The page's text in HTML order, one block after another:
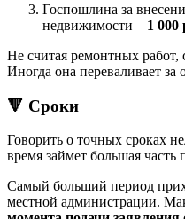
Госпошлина за
недвижимости – 1 000
Не считая ремонтных
Иногда она переваливает за
🔻 Сроки
Говорить о точных сроках
время займет большая часть
Самый больший период
местной администрации.